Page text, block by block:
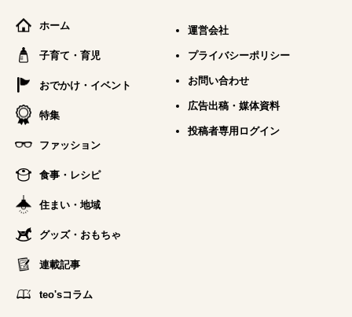
ホーム
子育て・育児
おでかけ・イベント
特集
ファッション
食事・レシピ
住まい・地域
グッズ・おもちゃ
連載記事
teo'sコラム
運営会社
プライバシーポリシー
お問い合わせ
広告出稿・媒体資料
投稿者専用ログイン